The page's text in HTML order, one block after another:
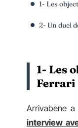
1- Les
2- Un duel
1- Les
Ferrari
Arrivabene
interview